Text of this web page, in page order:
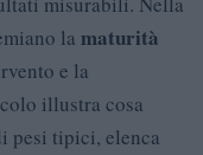
la maturità
e la
illustra cosa
pesi tipici, elenca